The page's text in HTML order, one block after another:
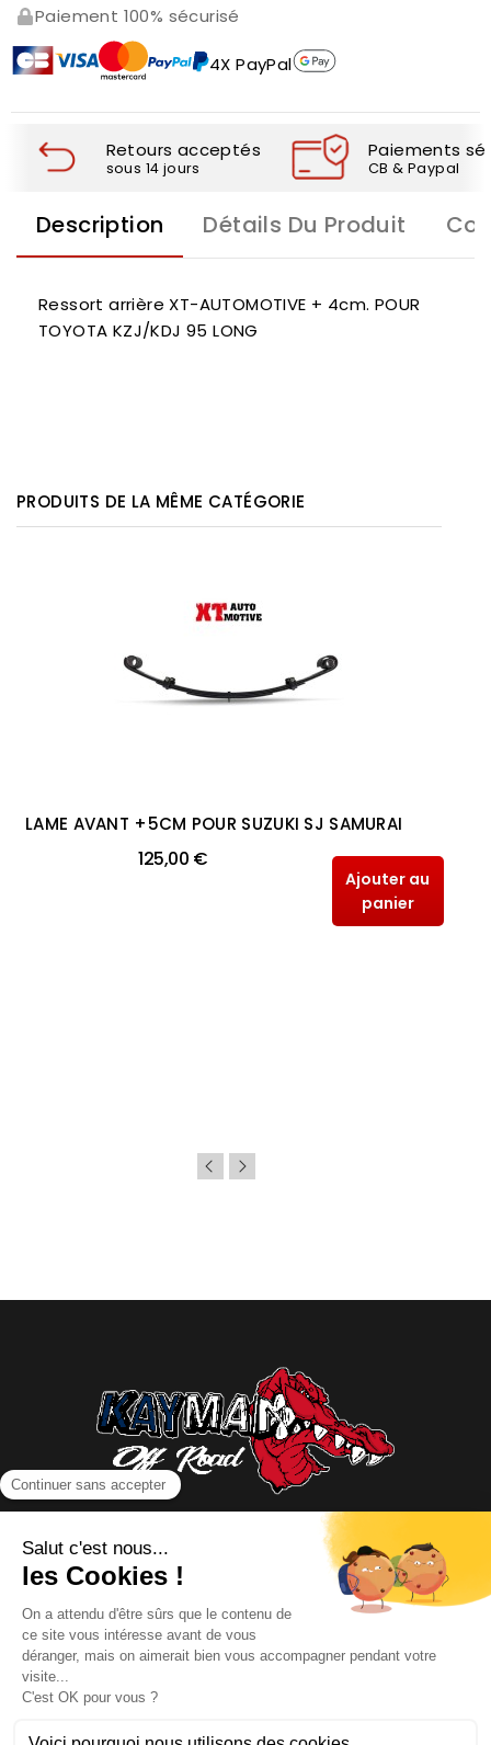
Paiement 100% sécurisé
4X PayPal
Retours acceptés
sous 14 jours
Paiements
CB & Paypal
Description Détails Du Produit
Ressort arrière XT-AUTOMOTIVE + 4cm. POUR
TOYOTA KZJ/KDJ 95 LONG
PRODUITS DE LA MÊME CATÉGORIE
LAME AVANT +5CM POUR SUZUKI SJ SAMURAI
125,00 €
Ajouter au
panier
NOUS CONTACTER
INFORMATIONS
NOS PARTENAIRES